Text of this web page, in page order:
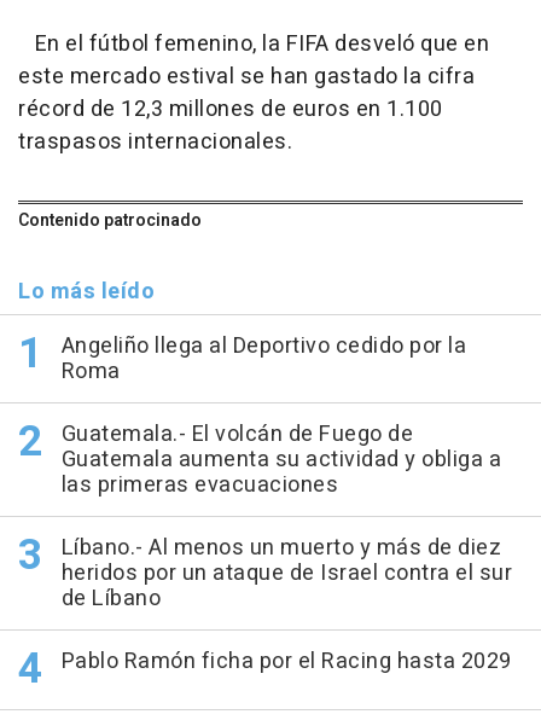
En el fútbol femenino, la FIFA desveló que en
este mercado estival se han gastado la cifra
récord de 12,3 millones de euros en 1.100
traspasos internacionales.
Contenido patrocinado
Lo más leído
Angeliño llega al Deportivo cedido por la
Roma
Guatemala.- El volcán de Fuego de
Guatemala aumenta su actividad y obliga a
las primeras evacuaciones
Líbano.- Al menos un muerto y más de diez
heridos por un ataque de Israel contra el sur
de Líbano
Pablo Ramón ficha por el Racing hasta 2029